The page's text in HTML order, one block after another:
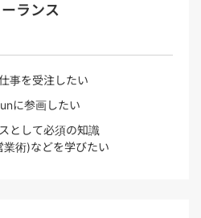
ランス
事を受注したい
に参画したい
として必須の知識
業術)などを学びたい